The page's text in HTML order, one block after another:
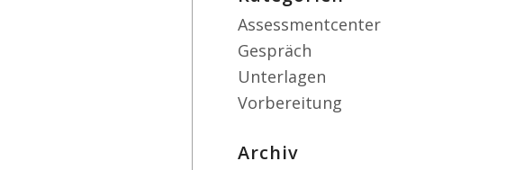
Assessmentcenter
Gespräch
Unterlagen
Vorbereitung
Archiv